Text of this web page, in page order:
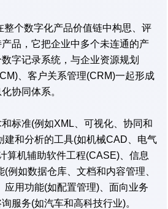
整个数字化产品价值链中构思、评
品，它把企业中多个未连通的产
字记录系统，与企业资源规划
、客户关系管理(CRM)一起形成
协同体系。
标准(例如XML、可视化、协同和
建和分析的工具(如机械CAD、电气
算机辅助软件工程(CASE)、信息
例如数据仓库、文档和内容管理、
应用功能(如配置管理)、面向业务
服务(如汽车和高科技行业)。